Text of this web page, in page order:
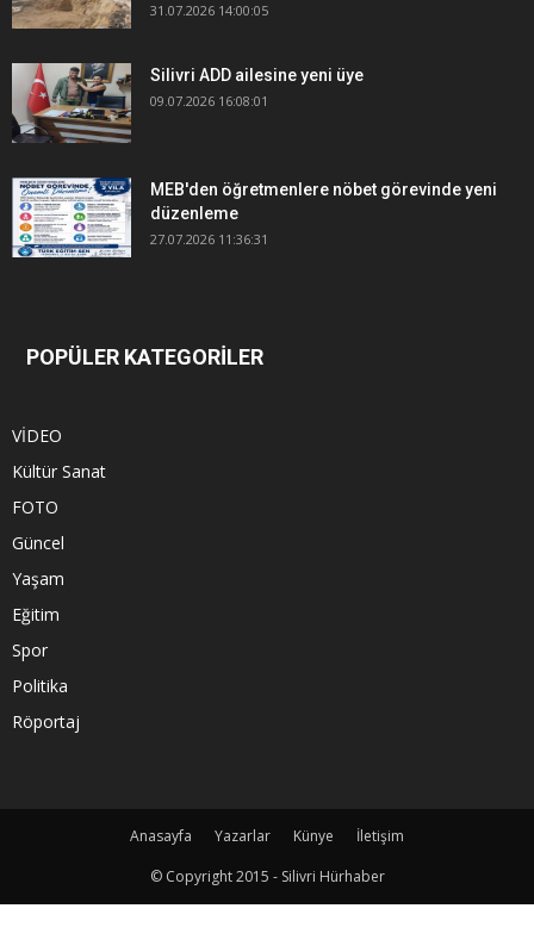
31.07.2026 14:00:05
Silivri ADD ailesine yeni üye
09.07.2026 16:08:01
MEB'den öğretmenlere nöbet görevinde yeni
düzenleme
27.07.2026 11:36:31
POPÜLER KATEGORİLER
VİDEO
Kültür Sanat
FOTO
Güncel
Yaşam
Eğitim
Spor
Politika
Röportaj
Anasayfa Yazarlar Künye
İletişim
© Copyright 2015 - Silivri Hürhaber